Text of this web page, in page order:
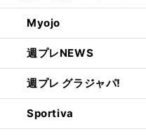
Myojo
週プレNEWS
週プレ グラジャパ!
Sportiva